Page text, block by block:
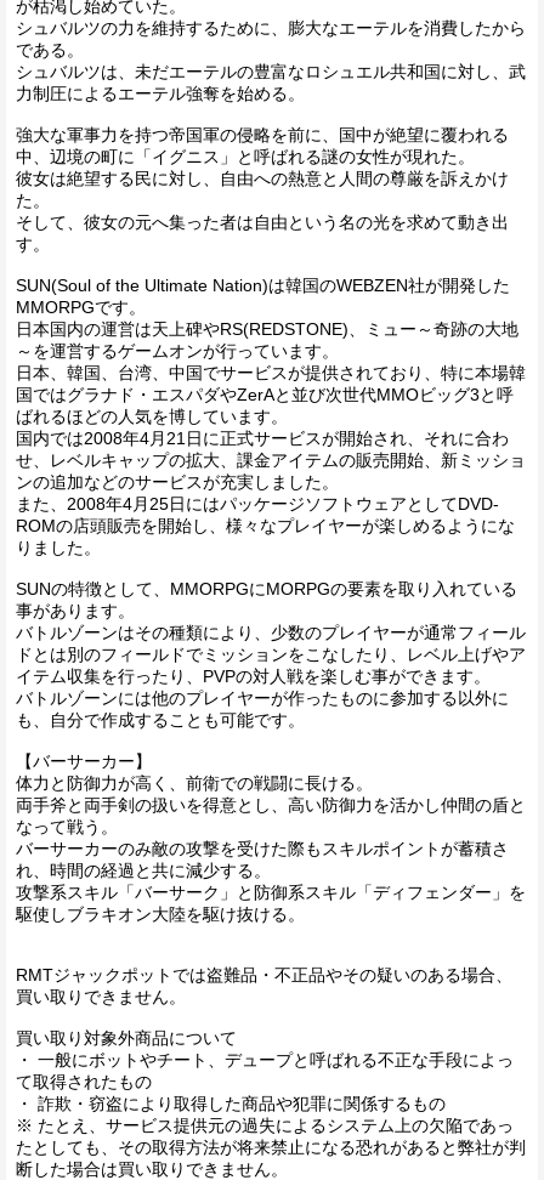
が枯渇し始めていた。
シュバルツの力を維持するために、膨大なエーテルを消費したから
である。
シュバルツは、未だエーテルの豊富なロシュエル共和国に対し、武
力制圧によるエーテル強奪を始める。
強大な軍事力を持つ帝国軍の侵略を前に、国中が絶望に覆われる
中、辺境の町に「イグニス」と呼ばれる謎の女性が現れた。
彼女は絶望する民に対し、自由への熱意と人間の尊厳を訴えかけ
た。
そして、彼女の元へ集った者は自由という名の光を求めて動き出
す。
SUN(Soul of the Ultimate Nation)は韓国のWEBZEN社が開発した
MMORPGです。
日本国内の運営は天上碑やRS(REDSTONE)、ミュー～奇跡の大地
～を運営するゲームオンが行っています。
日本、韓国、台湾、中国でサービスが提供されており、特に本場韓
国ではグラナド・エスパダやZerAと並び次世代MMOビッグ3と呼
ばれるほどの人気を博しています。
国内では2008年4月21日に正式サービスが開始され、それに合わ
せ、レベルキャップの拡大、課金アイテムの販売開始、新ミッショ
ンの追加などのサービスが充実しました。
また、2008年4月25日にはパッケージソフトウェアとしてDVD-
ROMの店頭販売を開始し、様々なプレイヤーが楽しめるようにな
りました。
SUNの特徴として、MMORPGにMORPGの要素を取り入れている
事があります。
バトルゾーンはその種類により、少数のプレイヤーが通常フィール
ドとは別のフィールドでミッションをこなしたり、レベル上げやア
イテム収集を行ったり、PVPの対人戦を楽しむ事ができます。
バトルゾーンには他のプレイヤーが作ったものに参加する以外に
も、自分で作成することも可能です。
【バーサーカー】
体力と防御力が高く、前衛での戦闘に長ける。
両手斧と両手剣の扱いを得意とし、高い防御力を活かし仲間の盾と
なって戦う。
バーサーカーのみ敵の攻撃を受けた際もスキルポイントが蓄積さ
れ、時間の経過と共に減少する。
攻撃系スキル「バーサーク」と防御系スキル「ディフェンダー」を
駆使しブラキオン大陸を駆け抜ける。
RMTジャックポットでは盗難品・不正品やその疑いのある場合、
買い取りできません。
買い取り対象外商品について
・ 一般にボットやチート、デュープと呼ばれる不正な手段によっ
て取得されたもの
・ 詐欺・窃盗により取得した商品や犯罪に関係するもの
※ たとえ、サービス提供元の過失によるシステム上の欠陥であっ
たとしても、その取得方法が将来禁止になる恐れがあると弊社が判
断した場合は買い取りできません。